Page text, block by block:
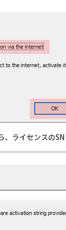
、ライセンスの